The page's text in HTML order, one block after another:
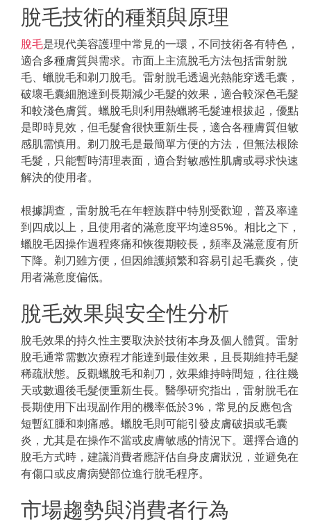
脫毛技術的種類與原理
脫毛是現代美容護理中常見的一環，不同技術各有特色，
適合多種膚質與需求。市面上主流脫毛方法包括雷射脫
毛、蠟脫毛和剃刀脫毛。雷射脫毛透過光熱能穿透毛囊，
破壞毛囊細胞達到長期減少毛髮的效果，適合較深色毛髮
和較淺色膚質。蠟脫毛則利用熱蠟將毛髮連根拔起，優點
是即時見效，但毛髮會很快重新生長，適合各種膚質但敏
感肌需慎用。剃刀脫毛是最簡單方便的方法，但無法根除
毛髮，只能暫時清理表面，適合對敏感性肌膚或尋求快速
解決的使用者。
根據調查，雷射脫毛在年輕族群中特別受歡迎，普及率達
到四成以上，且使用者的滿意度平均達85%。相比之下，
蠟脫毛因操作過程疼痛和恢復期較長，頻率及滿意度有所
下降。剃刀雖方便，但因維護頻繁和容易引起毛囊炎，使
用者滿意度偏低。
脫毛效果與安全性分析
脫毛效果的持久性主要取決於技術本身及個人體質。雷射
脫毛通常需數次療程才能達到最佳效果，且長期維持毛髮
稀疏狀態。反觀蠟脫毛和剃刀，效果維持時間短，往往幾
天或數週後毛髮便重新生長。醫學研究指出，雷射脫毛在
長期使用下出現副作用的機率低於3%，常見的反應包含
短暫紅腫和刺痛感。蠟脫毛則可能引發皮膚破損或毛囊
炎，尤其是在操作不當或皮膚敏感的情況下。選擇合適的
脫毛方式時，建議消費者應評估自身皮膚狀況，並避免在
有傷口或皮膚病變部位進行脫毛程序。
市場趨勢與消費者行為